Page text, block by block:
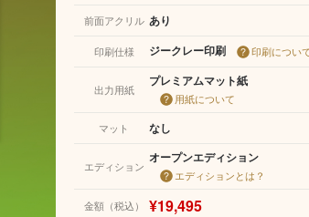
前面アクリル あり
印刷仕様 ジークレー印刷 印刷につい
出力用紙
プレミアムマット紙
用紙について
マット
なし
エディション
オープンエディション
エディションとは？
金額（税込） ¥19,495